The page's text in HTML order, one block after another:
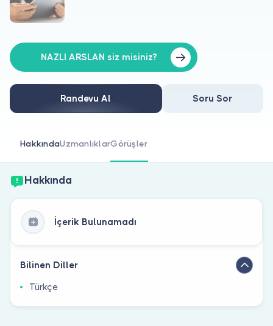
Hakkımızda
Doktorlar için
Doktor musunuz?
NAZLI ARSLAN siz misiniz?
Randevu Al Soru Sor
HakkındaUzmanlıklarGörüşler
Hakkında
İçerik Bulunamadı
Bilinen Diller
Türkçe